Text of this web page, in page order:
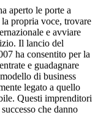
aperto le porte a
propria voce, trovare
e avviare
Il lancio del
ha consentito per la
e guadagnare
di business
legato a quello
Questi imprenditori
che danno